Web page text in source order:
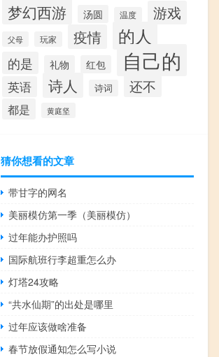
梦幻西游 汤圆 温度 游戏
父母 玩家 疫情 的人
的是 礼物 红包 自己的
英语 诗人 诗词 还不
都是 黄庭坚
猜你想看的文章
带甘字的网名
美丽模仿第一季（美丽模仿）
过年能办护照吗
国际航班行李超重怎么办
灯塔24攻略
“共水仙期”的出处是哪里
过年应该做啥准备
春节放假通知怎么写小说